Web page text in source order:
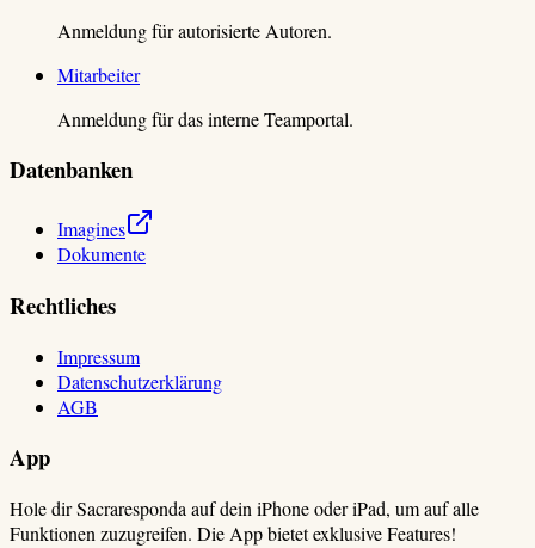
Anmeldung für autorisierte Autoren.
Mitarbeiter
Anmeldung für das interne Teamportal.
Datenbanken
Imagines
Dokumente
Rechtliches
Impressum
Datenschutzerklärung
AGB
App
Hole dir Sacraresponda auf dein iPhone oder iPad, um auf alle
Funktionen zuzugreifen. Die App bietet exklusive Features!